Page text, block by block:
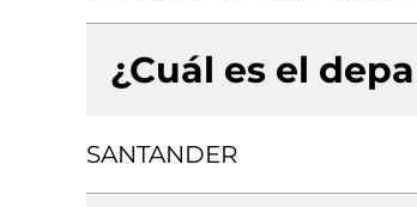
¿Cuál es el
SANTANDER